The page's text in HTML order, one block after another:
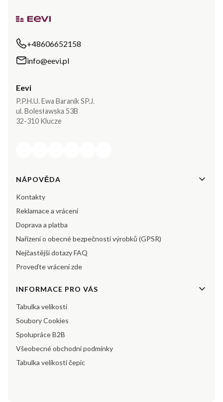
+48606652158
info@eevi.pl
Eevi
P.P.H.U. Ewa Baranik SP.J.
ul. Bolesławska 53B
32-310 Klucze
Menu v zápatí
NÁPOVĚDA
Kontakty
Reklamace a vrácení
Doprava a platba
Nařízení o obecné bezpečnosti výrobků (GPSR)
Nejčastější dotazy FAQ
Proveďte vrácení zde
INFORMACE PRO VÁS
Tabulka velikosti
Soubory Cookies
Spolupráce B2B
Všeobecné obchodní podmínky
Tabulka velikostí čepic